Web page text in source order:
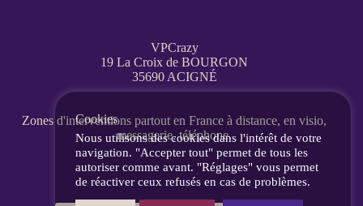
VPCrazy
19 La Croix de BOURGON
35690 ACIGNÉ
Zones d'interventions partout en France à distance, en visio,
messagerie, téléphone.
Cookies
Nous utilisons des cookies dans l'intérêt de votre
navigation. "Accepter tout" permet de tous les
autoriser comme avant. "Réglages" vous permet
de réactiver ceux refusés en cas de problèmes.